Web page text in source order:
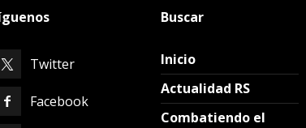
Twitter
Facebook
Buscar
Inicio
Actualidad RS
Combatiendo el